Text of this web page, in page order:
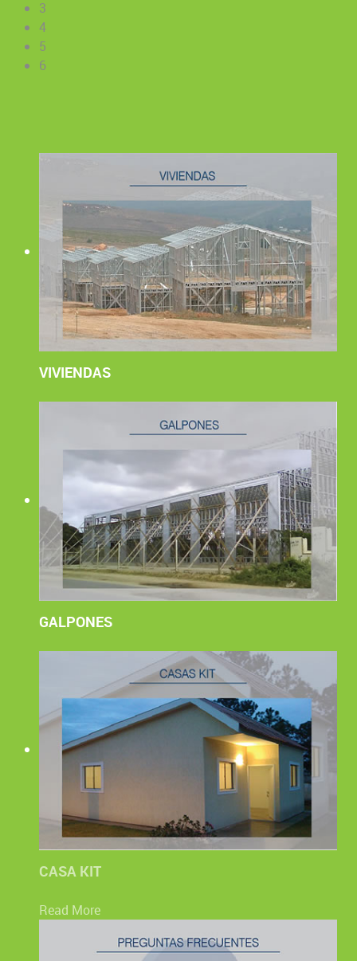
3
4
5
6
VIVIENDAS
GALPONES
CASA KIT
Read More